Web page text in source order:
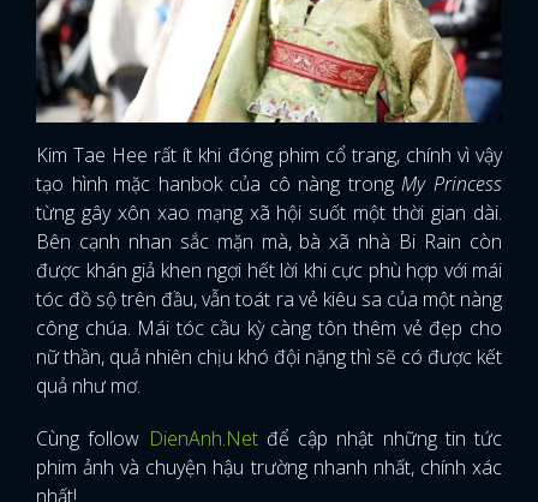
Kim Tae Hee rất ít khi đóng phim cổ trang, chính vì vậy
tạo hình mặc hanbok của cô nàng trongMy Princess
từng gây xôn xao mạng xã hội suốt một thời gian dài.
Bên cạnh nhan sắc mặn mà, bà xã nhà Bi Rain còn
được khán giả khen ngợi hết lời khi cực phù hợp với mái
tóc đồ sộ trên đầu, vẫn toát ra vẻ kiêu sa của một nàng
công chúa. Mái tóc cầu kỳ càng tôn thêm vẻ đẹp cho
nữ thần, quả nhiên chịu khó đội nặng thì sẽ có được kết
quả như mơ.
Cùng follow DienAnh.Net để cập nhật những tin tức
phim ảnh và chuyện hậu trường nhanh nhất, chính xác
nhất!